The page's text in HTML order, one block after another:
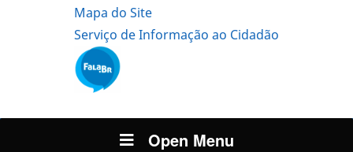
Mapa do Site
Serviço de Informação ao Cidadão
Open Menu